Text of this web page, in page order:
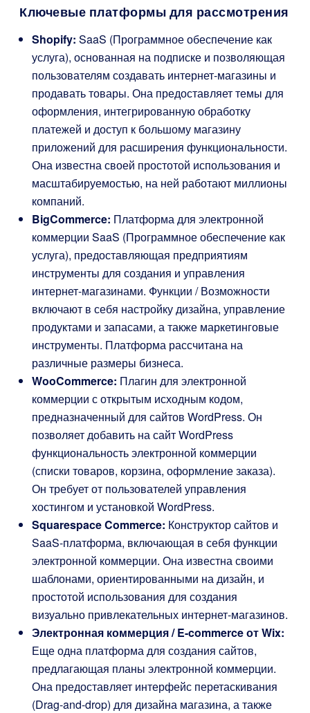
Ключевые платформы для рассмотрения
Shopify: SaaS (Программное обеспечение как
услуга), основанная на подписке и позволяющая
пользователям создавать интернет-магазины и
продавать товары. Она предоставляет темы для
оформления, интегрированную обработку
платежей и доступ к большому магазину
приложений для расширения функциональности.
Она известна своей простотой использования и
масштабируемостью, на ней работают миллионы
компаний.
BigCommerce: Платформа для электронной
коммерции SaaS (Программное обеспечение как
услуга), предоставляющая предприятиям
инструменты для создания и управления
интернет-магазинами. Функции / Возможности
включают в себя настройку дизайна, управление
продуктами и запасами, а также маркетинговые
инструменты. Платформа рассчитана на
различные размеры бизнеса.
WooCommerce: Плагин для электронной
коммерции с открытым исходным кодом,
предназначенный для сайтов WordPress. Он
позволяет добавить на сайт WordPress
функциональность электронной коммерции
(списки товаров, корзина, оформление заказа).
Он требует от пользователей управления
хостингом и установкой WordPress.
Squarespace Commerce: Конструктор сайтов и
SaaS-платформа, включающая в себя функции
электронной коммерции. Она известна своими
шаблонами, ориентированными на дизайн, и
простотой использования для создания
визуально привлекательных интернет-магазинов.
Электронная коммерция / E-commerce от Wix:
Еще одна платформа для создания сайтов,
предлагающая планы электронной коммерции.
Она предоставляет интерфейс перетаскивания
(Drag-and-drop) для дизайна магазина, а также